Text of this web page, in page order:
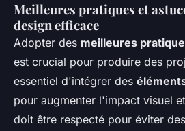
Meilleures pratiques et
design efficace
Adopter des meilleures
est crucial pour produire des
essentiel d'intégrer des
pour augmenter l'impact visuel
doit être respecté pour éviter